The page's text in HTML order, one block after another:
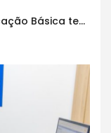
Índice de Desenvolvimento da Educação Básica tem elevação em todas as etapas